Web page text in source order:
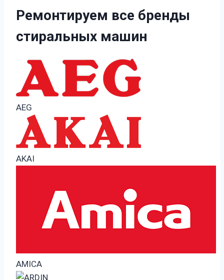
Ремонтируем все бренды
стиральных машин
AEG
AKAI
AMICA